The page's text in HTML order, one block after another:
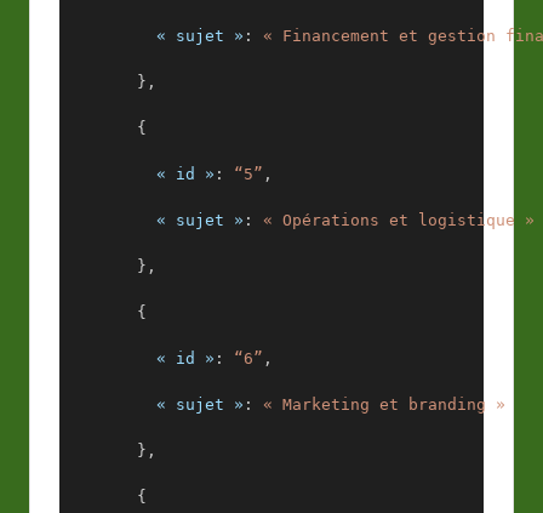
« sujet » : « Financement et gestion
},
{
« id » : “5” ,
« sujet » : « Opérations et logistique »
},
{
« id » : “6” ,
« sujet » : « Marketing et branding »
},
{